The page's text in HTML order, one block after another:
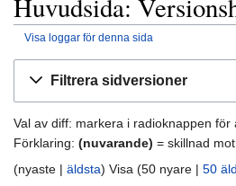
Huvudsida:
Visa loggar för denna sida
Filtrera sidversioner
Val av diff: markera i radioknappen
Förklaring: (nuvarande) = skillnad
(nyaste | äldsta) Visa (50 nyare | 50